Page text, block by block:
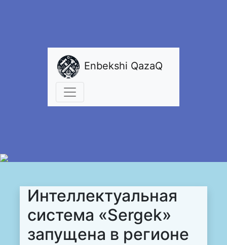
Enbekshi QazaQ
Интеллектуальная
система «Sergek»
запущена в регионе